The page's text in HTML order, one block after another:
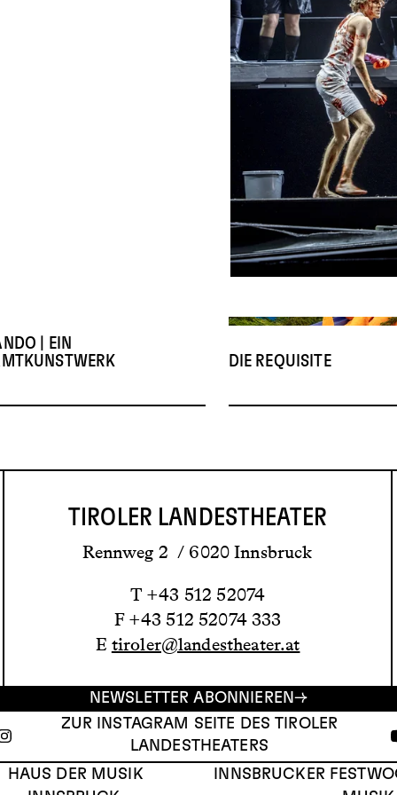
| EIN
DIE REQUISITE
TIROLER LANDESTHEATER
Rennweg 2 / 6020 Innsbruck
T +43 512 52074
F +43 512 52074 333
E tiroler@landestheater.at
NEWSLETTER ABONNIEREN
ZUR INSTAGRAM SEITE DES TIROLER
LANDESTHEATERS
HAUS DER MUSIK
INNSBRUCKER